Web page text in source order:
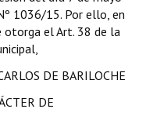
1036/15. Por ello, en
otorga el Art. 38 de la
DE BARILOCHE
DE